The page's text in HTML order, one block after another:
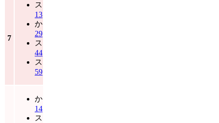
7
ス
13
か
29
ス
44
ス
59
か
14
ス